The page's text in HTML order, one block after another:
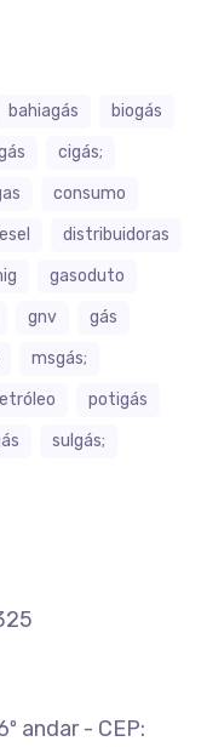
bahiagás
biogás
cigás;
consumo
distribuidoras
gasoduto
gnv
gás
msgás;
potigás
sulgás;
andar - CEP: